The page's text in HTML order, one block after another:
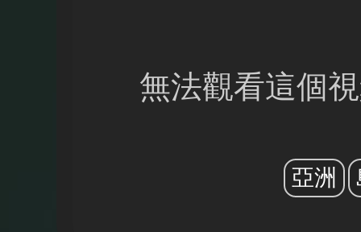
無法觀看這個
亞洲